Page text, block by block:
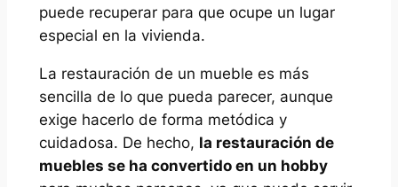
puede recuperar para que ocupe un lugar
especial en la vivienda.
La restauración de un mueble es más
sencilla de lo que pueda parecer, aunque
exige hacerlo de forma metódica y
cuidadosa. De hecho, la restauración de
muebles se ha convertido en un hobby